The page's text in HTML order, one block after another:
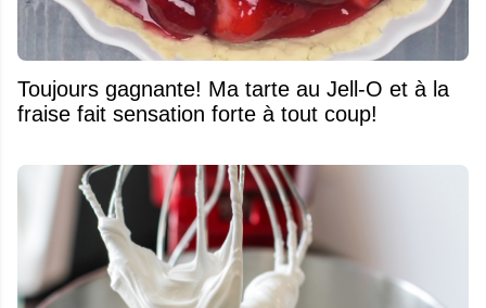
Toujours gagnante! Ma tarte au Jell-O et à la
fraise fait sensation forte à tout coup!